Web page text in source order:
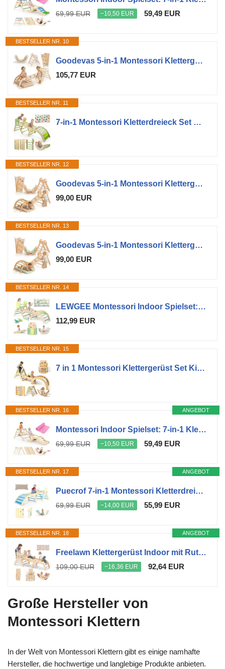
69,99 EUR −10,50 EUR 59,49 EUR
BESTSELLER NR. 10
Goodevas 5-in-1 Montessori Klettergerüst Indoor aus Holz mit Rutsche – Kletterdreieck Montessori für Kinder ab 1 Jahr, Indoor Spielplatz Baby Kletterset, Indoor Kletterspielzeug Dreieck
105,77 EUR
BESTSELLER NR. 11
7-in-1 Montessori Kletterdreieck Set mit Rutsche, Kletterbogen & weichem Kissen – Holz Klettergerüst für Babys & Kleinkinder, Indoor Spielgerät, faltbar & sicher (Dinosaur)
BESTSELLER NR. 12
Goodevas 5-in-1 Montessori Klettergerüst Set: Indoor Kletterdreieck, Kletterbogen mit Kissen, und Rutsche für Kinder, Indoor Spielplatz 1-3 Jahre
99,00 EUR
BESTSELLER NR. 13
Goodevas 5-in-1 Montessori Klettergerüst Set: Indoor Kletterdreieck, Kletterbogen mit Kissen, und Rutsche für Kinder, Indoor Spielplatz 1-3 Jahre
99,00 EUR
BESTSELLER NR. 14
LEWGEE Montessori Indoor Spielset:9-in-1 Klettergerüst,Indoor Kletterdreieck, Kletterbogen mit Kissen,und Rutsche für Kinder,Indoor Spielplatz 1-6 Jahre
112,99 EUR
BESTSELLER NR. 15
7 in 1 Montessori Klettergerüst Set Kinder ab 18m+ Baby Holz Pikler Dreieck
ANGEBOT
BESTSELLER NR. 16
Montessori Indoor Spielset: 7-in-1 Klettergerüst mit Rutsche, Bogen & Matte für Kleinkinder und Kinder (1-3 Jahre)
69,99 EUR −10,50 EUR 59,49 EUR
ANGEBOT
BESTSELLER NR. 17
Puecrof 7-in-1 Montessori Kletterdreieck mit Kissen – Holz Kletterspielzeug für Kleinkinder 1-3 Jahre – Indoor Kletterbogen mit Rutsche, Leiter & Spielbogen (Blue)
69,99 EUR −14,00 EUR 55,99 EUR
ANGEBOT
BESTSELLER NR. 18
Freelawn Klettergerüst Indoor mit Rutsche & Kletterbogen, Montessori
109,00 EUR −16,36 EUR 92,64 EUR
Große Hersteller von
Montessori Klettern
In der Welt von Montessori Klettern gibt es einige namhafte
Hersteller, die hochwertige und langlebige Produkte anbieten.